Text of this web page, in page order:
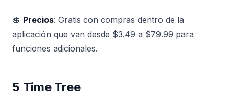
💲 Precios: Gratis con compras dentro de la
aplicación que van desde $3.49 a $79.99 para
funciones adicionales.
5 Time Tree